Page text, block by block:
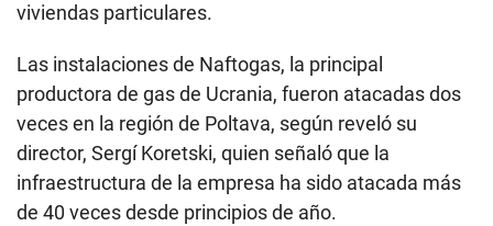
viviendas particulares.
Las instalaciones de Naftogas, la principal
productora de gas de Ucrania, fueron atacadas dos
veces en la región de Poltava, según reveló su
director, Sergí Koretski, quien señaló que la
infraestructura de la empresa ha sido atacada más
de 40 veces desde principios de año.